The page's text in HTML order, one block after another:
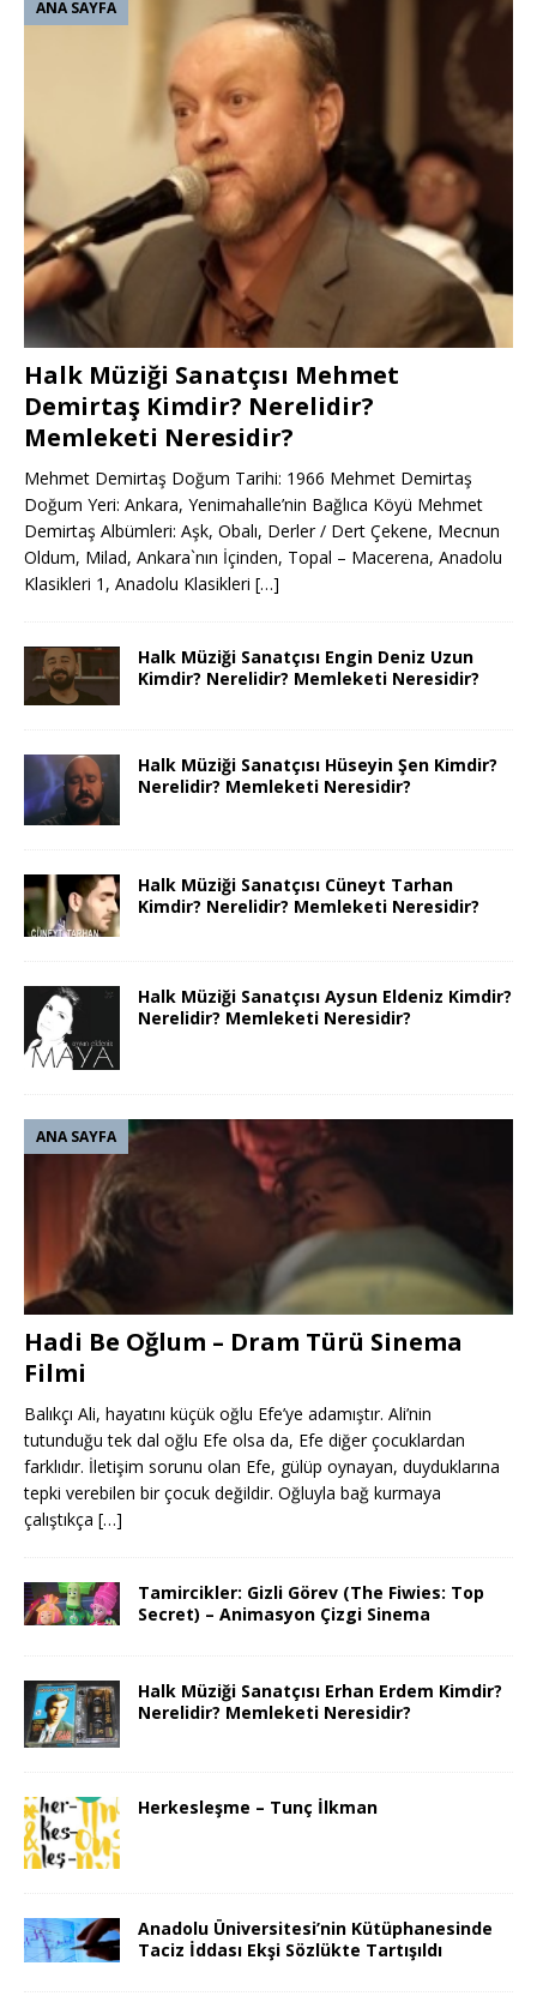
Halk Müziği Sanatçısı Mehmet
Demirtaş Kimdir? Nerelidir?
Memleketi Neresidir?
ANA SAYFA
Mehmet Demirtaş Doğum Tarihi: 1966 Mehmet Demirtaş
Doğum Yeri: Ankara, Yenimahalle’nin Bağlıca Köyü Mehmet
Demirtaş Albümleri: Aşk, Obalı, Derler / Dert Çekene, Mecnun
Oldum, Milad, Ankara`nın İçinden, Topal – Macerena, Anadolu
Klasikleri 1, Anadolu Klasikleri […]
Halk Müziği Sanatçısı Engin Deniz Uzun
Kimdir? Nerelidir? Memleketi Neresidir?
Halk Müziği Sanatçısı Hüseyin Şen Kimdir?
Nerelidir? Memleketi Neresidir?
Halk Müziği Sanatçısı Cüneyt Tarhan
Kimdir? Nerelidir? Memleketi Neresidir?
Halk Müziği Sanatçısı Aysun Eldeniz Kimdir?
Nerelidir? Memleketi Neresidir?
Hadi Be Oğlum – Dram Türü Sinema
Filmi
ANA SAYFA
Balıkçı Ali, hayatını küçük oğlu Efe’ye adamıştır. Ali’nin
tutunduğu tek dal oğlu Efe olsa da, Efe diğer çocuklardan
farklıdır. İletişim sorunu olan Efe, gülüp oynayan, duyduklarına
tepki verebilen bir çocuk değildir. Oğluyla bağ kurmaya
çalıştıkça […]
Tamircikler: Gizli Görev (The Fiwies: Top
Secret) – Animasyon Çizgi Sinema
Halk Müziği Sanatçısı Erhan Erdem Kimdir?
Nerelidir? Memleketi Neresidir?
Herkesleşme – Tunç İlkman
Anadolu Üniversitesi’nin Kütüphanesinde
Taciz İddası Ekşi Sözlükte Tartışıldı